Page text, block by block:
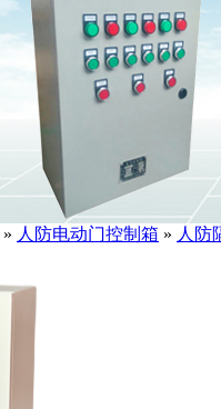
» 人防电动门控制箱 » 人防